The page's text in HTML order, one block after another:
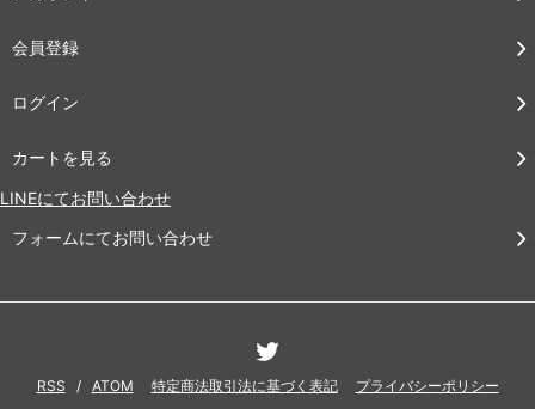
会員登録
ログイン
カートを見る
LINEにてお問い合わせ
フォームにてお問い合わせ
RSS / ATOM 特定商法取引法に基づく表記 プライバシーポリシー